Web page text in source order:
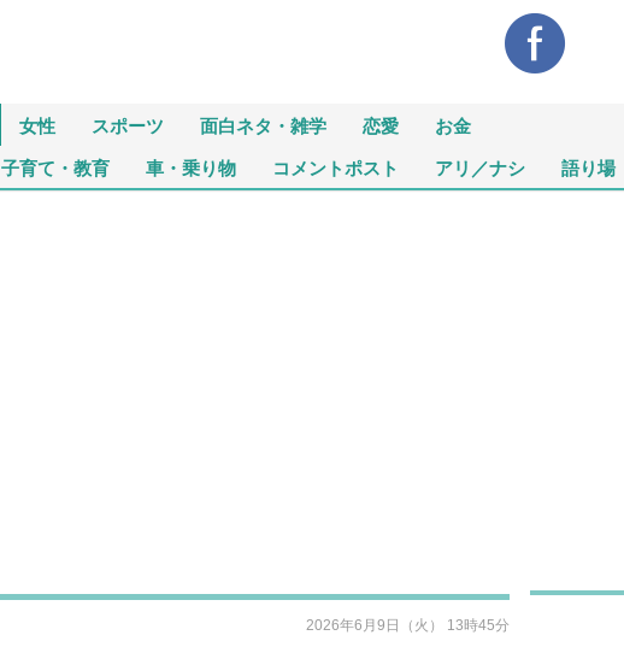
女性 スポーツ 面白ネタ・雑学 恋愛 お金
子育て・教育 車・乗り物 コメントポスト アリ／ナシ 語り場
2026年6月9日（火） 13時45分